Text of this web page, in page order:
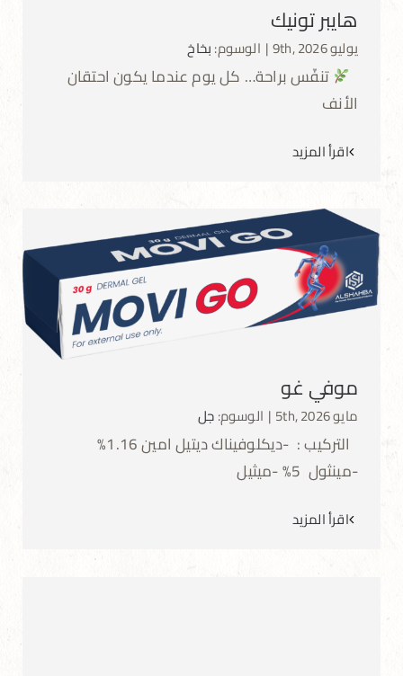
هايبر تونيك
يوليو 9th, 2026 |الوسوم:بخاخ
تنفّس براحة… كل يوم عندما يكون احتقان
الأنف
اقرأ المزيد
موفي غو
موفي غو
مايو 5th, 2026 |الوسوم:جل
التركيب : -ديكلوفيناك ديتيل امين 1.16%
-مينثول 5% -ميثيل
اقرأ المزيد